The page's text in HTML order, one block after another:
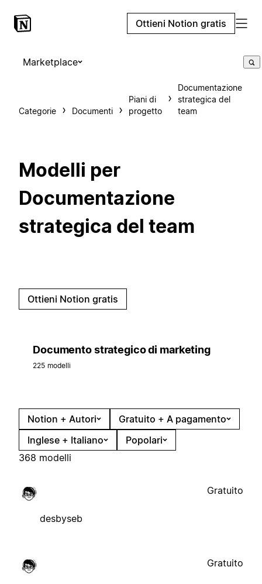
Ottieni Notion gratis
Marketplace
Categorie Documenti
Piani di
progetto
Documentazione
strategica del
team
Modelli per
Documentazione
strategica del team
Ottieni Notion gratis
Documento strategico di marketing
225 modelli
Notion + Autori
Gratuito + A pagamento
Inglese + Italiano
Popolari
368 modelli
desbyseb
Gratuito
Gratuito